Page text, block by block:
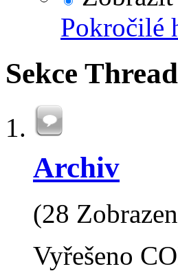
Pokročilé
Sekce
Archiv
(28
Vyřešeno